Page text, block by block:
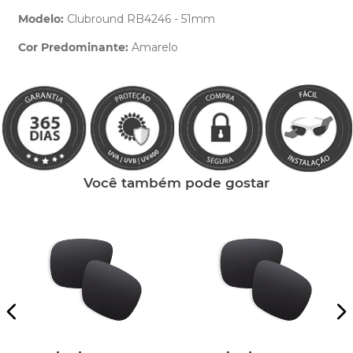
Modelo: Clubround RB4246 - 51mm
Cor Predominante: Amarelo
Você também pode gostar